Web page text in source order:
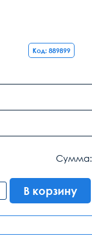
Код: 889899
Сумма:
В корзину